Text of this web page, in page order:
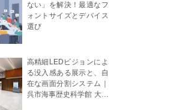
ない」を解決！最適なフ
ォントサイズとデバイス
選び
高精細LEDビジョンによ
る没入感ある展示と、自
在な画面分割システム｜
呉市海事歴史科学館 大和